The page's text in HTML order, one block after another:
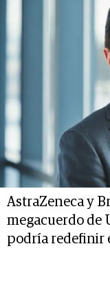
AstraZeneca y
megacuerdo de
podría redefinir